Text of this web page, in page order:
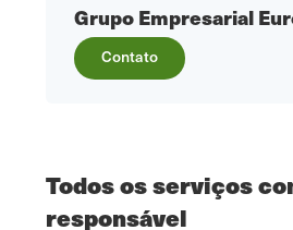
Grupo Empresarial
Contato
Todos os serviços
responsável